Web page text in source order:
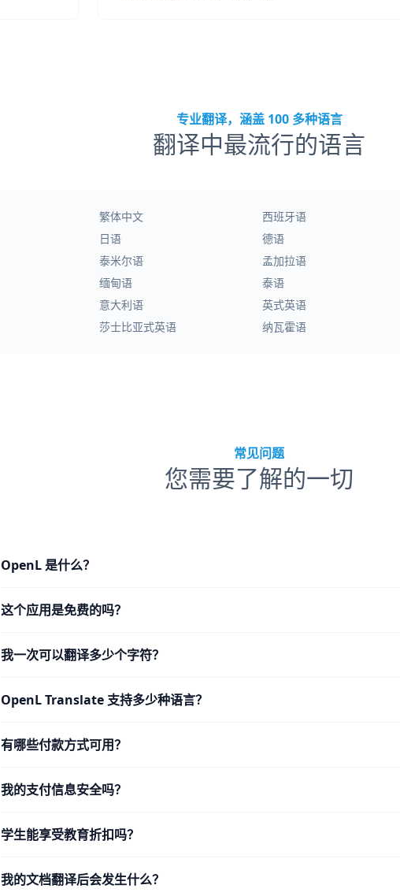
专业翻译，涵盖 100 多种语言
翻译中最流行的语言
繁体中文 西班牙语
日语 德语
泰米尔语 孟加拉语
缅甸语 泰语
意大利语 英式英语
莎士比亚式英语 纳瓦霍语
常见问题
您需要了解的一切
OpenL 是什么？
这个应用是免费的吗？
我一次可以翻译多少个字符？
OpenL Translate 支持多少种语言？
有哪些付款方式可用？
我的支付信息安全吗？
学生能享受教育折扣吗？
我的文档翻译后会发生什么？